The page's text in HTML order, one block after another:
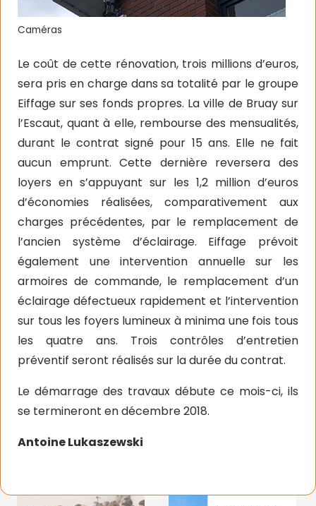
Caméras
Le coût de cette rénovation, trois millions d’euros,
sera pris en charge dans sa totalité par le groupe
Eiffage sur ses fonds propres. La ville de Bruay sur
l’Escaut, quant à elle, rembourse des mensualités,
durant le contrat signé pour 15 ans. Elle ne fait
aucun emprunt. Cette dernière reversera des
loyers en s’appuyant sur les 1,2 million d’euros
d’économies réalisées, comparativement aux
charges précédentes, par le remplacement de
l’ancien système d’éclairage. Eiffage prévoit
également une intervention annuelle sur les
armoires de commande, le remplacement d’un
éclairage défectueux rapidement et l’intervention
sur tous les foyers lumineux à minima une fois tous
les quatre ans. Trois contrôles d’entretien
préventif seront réalisés sur la durée du contrat.
Le démarrage des travaux débute ce mois-ci, ils
se termineront en décembre 2018.
Antoine Lukaszewski